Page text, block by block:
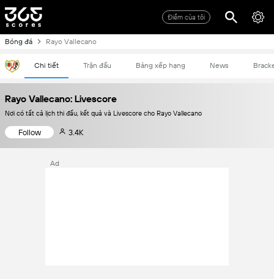
Điểm của tôi
Bóng đá Rayo Vallecano
Chi tiết Trận đấu Bảng xếp hạng News
Rayo Vallecano: Livescore
Nơi có tất cả lịch thi đấu, kết quả và Livescore cho Rayo Vallecano
Follow 3.4K
Ad